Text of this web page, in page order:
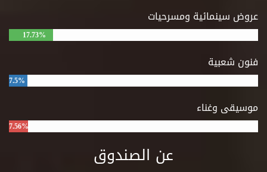
عروض سينمائية ومسرحيات
17.73%
فنون شعبية
7.5%
موسيقى وغناء
7.56%
عن الصندوق